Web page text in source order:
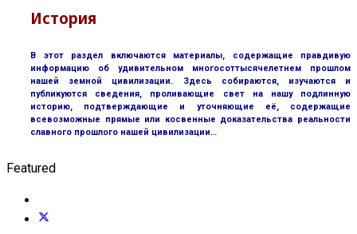
История
В этот раздел включаются материалы, содержащие правдивую
информацию об удивительном многосоттысячелетнем прошлом
нашей земной цивилизации. Здесь собираются, изучаются и
публикуются сведения, проливающие свет на нашу подлинную
историю, подтверждающие и уточняющие её, содержащие
всевозможные прямые или косвенные доказательства реальности
славного прошлого нашей цивилизации…
Featured